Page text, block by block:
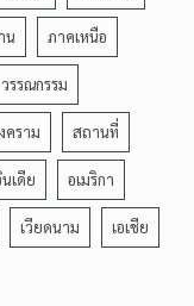
น ภาคเหนือ
วรรณกรรม
คราม สถานที่
เดีย อเมริกา
เวียดนาม เอเชีย